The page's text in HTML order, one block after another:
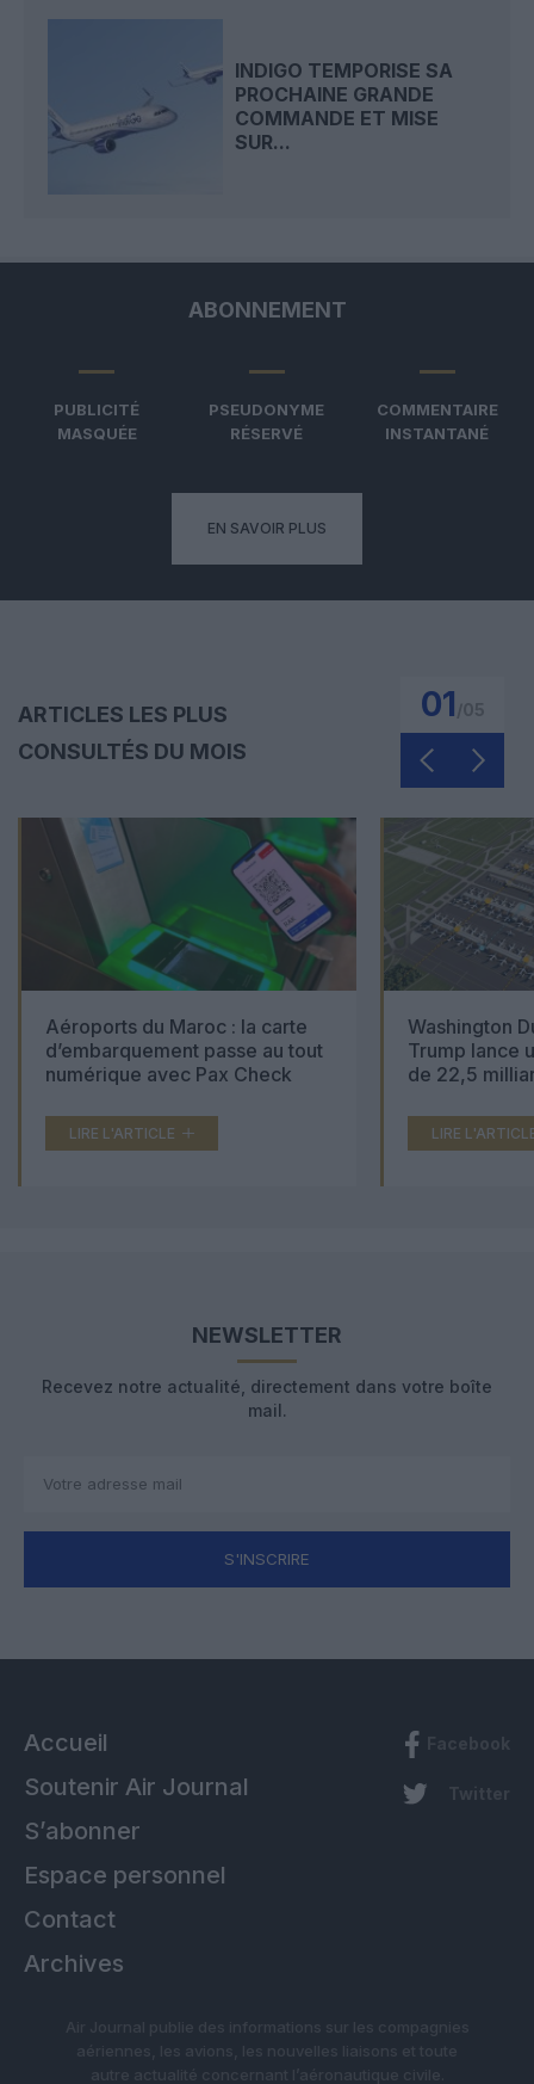
INDIGO TEMPORISE SA
PROCHAINE GRANDE
COMMANDE ET MISE
SUR...
ABONNEMENT
PUBLICITÉ
MASQUÉE
PSEUDONYME
RÉSERVÉ
COMMENTAIRE
INSTANTANÉ
EN SAVOIR PLUS
ARTICLES LES PLUS
CONSULTÉS DU MOIS
02
Washington Dulles : Donald
Trump lance un chantier géant
de 22,5 milliards de dollars
LIRE L'ARTICLE
Un pilote de
volait sous
drogues… et
LIRE
NEWSLETTER
Recevez notre actualité, directement dans votre boîte
mail.
S'INSCRIRE
Accueil
Soutenir Air Journal
S’abonner
Espace personnel
Contact
Archives